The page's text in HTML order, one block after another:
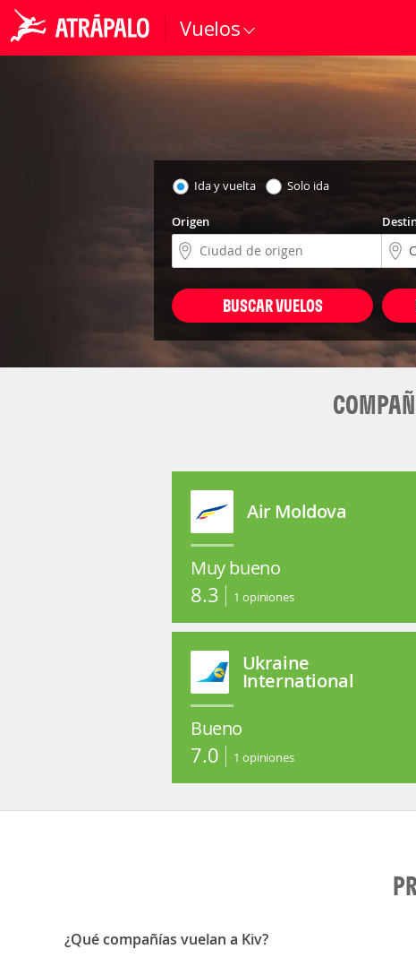
Vuelos
Ida y vuelta Solo ida
Origen
BUSCAR VUELOS
Air Moldova
Muy bueno
8.3 1 opiniones
Ukraine
International
Bueno
7.0 1 opiniones
¿Qué compañías vuelan a Kiv?